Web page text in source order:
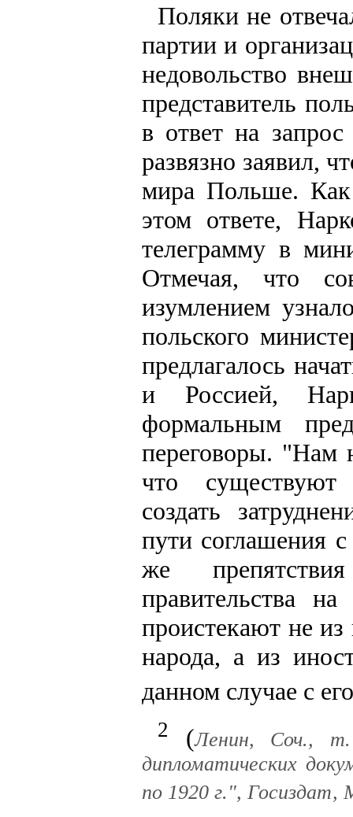
Поляки не
партии и
недовольство
представитель
в ответ на
развязно заявил,
мира Польше. Как
этом ответе,
телеграмму в
Отмечая, что
изумлением
польского
предлагалось
и Россией,
формальным
переговоры. "Нам
что существуют
создать
пути соглашения
же
правительства
проистекают не из
народа, а из
данном случае с
2 (Ленин, Соч.,
дипломатических
по 1920 г.", Госиздат,